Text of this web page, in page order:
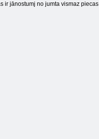
jānostumj no jumta vismaz